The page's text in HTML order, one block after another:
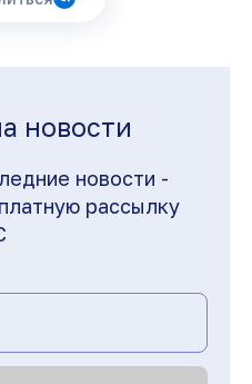
новости
новости -
рассылку